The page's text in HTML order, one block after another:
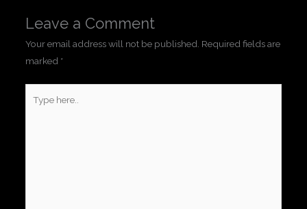
Leave a Comment
Your email address will not be published. Required fields are
marked *
here..